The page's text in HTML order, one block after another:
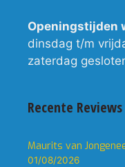
Openingstijden
dinsdag t/m
zaterdag
Recente Reviews
Maurits van
01/08/2026